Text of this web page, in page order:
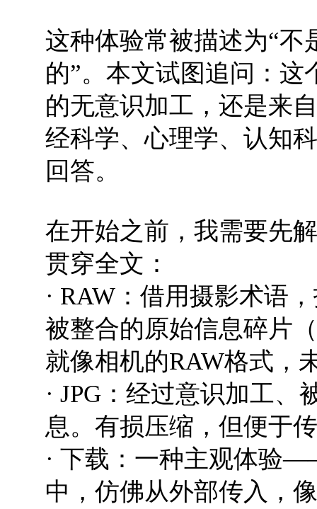
这种体验常被描述为“不
的”。本文试图追问：这
的无意识加工，还是来
经科学、心理学、认知
回答。
在开始之前，我需要先
贯穿全文：
· RAW：借用摄影术语
被整合的原始信息碎片
就像相机的RAW格式，
· JPG：经过意识加工
息。有损压缩，但便于
· 下载：一种主观体验
中，仿佛从外部传入，